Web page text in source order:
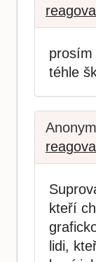
prosím
téhle
kteří
lidi,